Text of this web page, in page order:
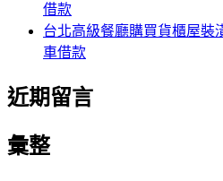
借款
台北高級餐廳購買貨櫃屋裝
車借款
近期留言
彙整